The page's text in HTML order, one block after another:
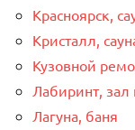
Красноярск,
Кристалл,
Кузовной
Лабиринт,
Лагуна, баня